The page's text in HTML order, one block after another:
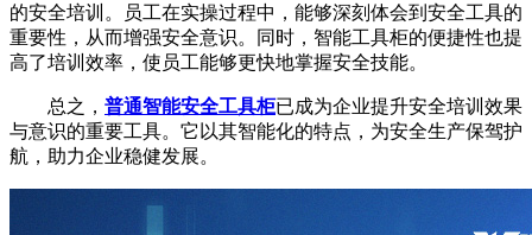
的安全培训。员工在实操过程中，能够深刻体会到安全工具的
重要性，从而增强安全意识。同时，智能工具柜的便捷性也提
高了培训效率，使员工能够更快地掌握安全技能。
总之， 普通智能安全工具柜已成为企业提升安全培训效果
与意识的重要工具。它以其智能化的特点，为安全生产保驾护
航，助力企业稳健发展。